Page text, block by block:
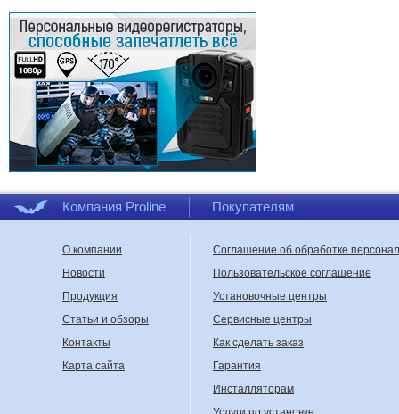
Компания Proline Покупателям
О компании
Новости
Продукция
Статьи и обзоры
Контакты
Карта сайта
Соглашение об обработке
Пользовательское соглашение
Установочные центры
Сервисные центры
Как сделать заказ
Гарантия
Инсталляторам